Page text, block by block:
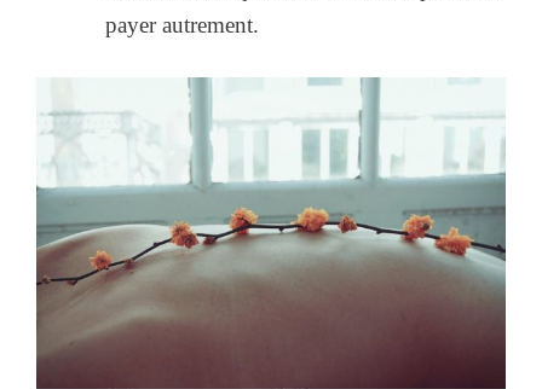
payer autrement.